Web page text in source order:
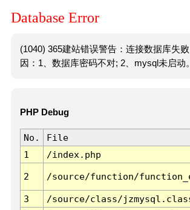
Database Error
(1040) 365建站错误警告：连接数据库失
因：1、数据库密码不对; 2、mysql未启动。
PHP Debug
No. File
1
/index.php
2 /source/function/
3 /source/class/